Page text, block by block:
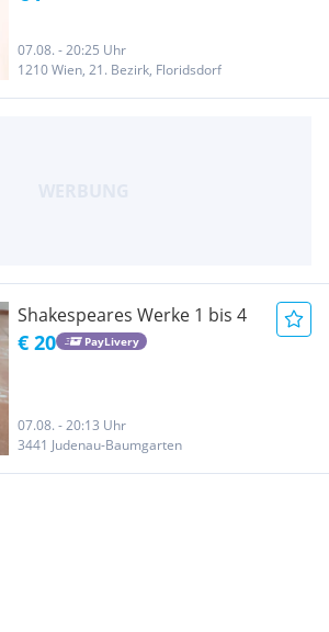
07.08. - 20:25 Uhr
1210 Wien, 21. Bezirk, Floridsdorf
Shakespeares Werke 1 bis 4
€ 20 PayLivery
07.08. - 20:13 Uhr
3441 Judenau-Baumgarten